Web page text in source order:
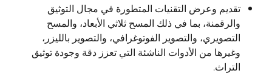
تقديم وعرض التقنيات المتطورة في مجال التوثيق
والرقمنة، بما في ذلك المسح ثلاثي الأبعاد، والمسح
التصويري، والتصوير الفوتوغرافي، والتصوير بالليزر،
وغيرها من الأدوات الناشئة التي تعزز دقة وجودة توثيق
التراث.